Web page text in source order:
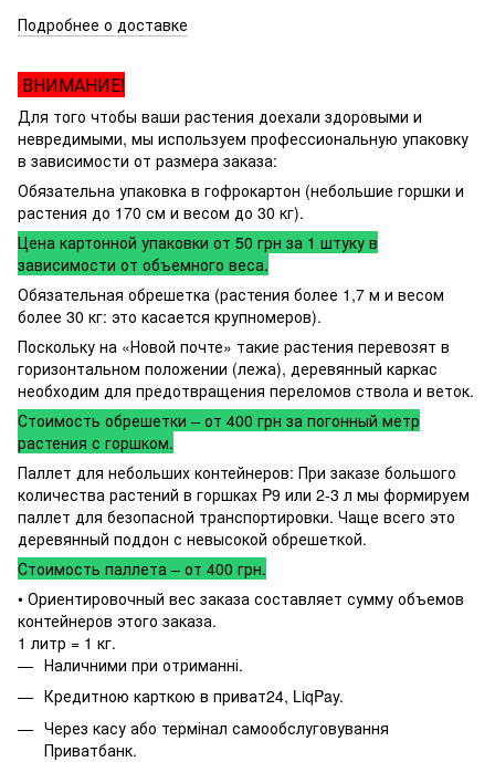
Подробнее о доставке
ВНИМАНИЕ!
Для того чтобы ваши растения доехали здоровыми и
невредимыми, мы используем профессиональную упаковку
в зависимости от размера заказа:
Обязательна упаковка в гофрокартон (небольшие горшки и
растения до 170 см и весом до 30 кг).
Цена картонной упаковки от 50 грн за 1 штуку в
зависимости от объемного веса.
Обязательная обрешетка (растения более 1,7 м и весом
более 30 кг: это касается крупномеров).
Поскольку на «Новой почте» такие растения перевозят в
горизонтальном положении (лежа), деревянный каркас
необходим для предотвращения переломов ствола и веток.
Стоимость обрешетки – от 400 грн за погонный метр
растения с горшком.
Паллет для небольших контейнеров: При заказе большого
количества растений в горшках P9 или 2-3 л мы формируем
паллет для безопасной транспортировки. Чаще всего это
деревянный поддон с невысокой обрешеткой.
Стоимость паллета – от 400 грн.
• Ориентировочный вес заказа составляет сумму объемов
контейнеров этого заказа.
1 литр = 1 кг.
Наличними при отриманні.
Кредитною карткою в приват24, LiqPay.
Через касу або термінал самообслуговування
Приватбанк.